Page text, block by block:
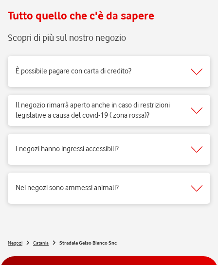
Tutto quello che c'è da sapere
Scopri di più sul nostro negozio
È possibile pagare con carta di credito?
Il negozio rimarrà aperto anche in caso di restrizioni
legislative a causa del covid-19 ( zona rossa)?
I negozi hanno ingressi accessibili?
Nei negozi sono ammessi animali?
Negozi Catania Stradale Gelso Bianco Snc